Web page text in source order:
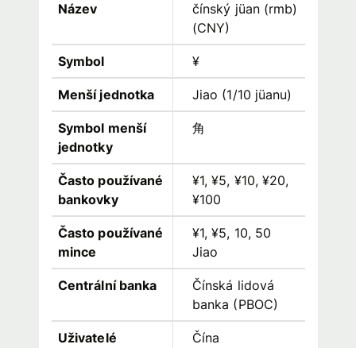
Název
čínský jüan (rmb)
(CNY)
Symbol ¥
Menší jednotka Jiao (1/10 jüanu)
Symbol menší
jednotky
角
Často používané
bankovky
¥1, ¥5, ¥10, ¥20,
¥100
Často používané
mince
¥1, ¥5, 10, 50
Jiao
Centrální banka
Čínská lidová
banka (PBOC)
Uživatelé Čína